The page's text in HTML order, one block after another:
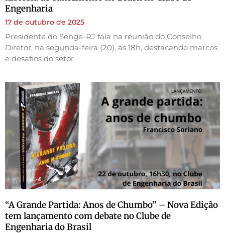
Engenharia
17 de outubro de 2025
Presidente do Senge-RJ fala na reunião do Conselho
Diretor, na segunda-feira (20), às 18h, destacando marcos
e desafios do setor
“A Grande Partida: Anos de Chumbo” – Nova Edição
tem lançamento com debate no Clube de
Engenharia do Brasil